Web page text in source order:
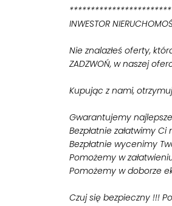
INWESTOR
Nie znalazłeś oferty,
ZADZWOŃ, w naszej
Kupując z nami,
Gwarantujemy
Bezpłatnie załatwimy
Bezpłatnie wycenimy
Pomożemy w
Pomożemy w doborze
Czuj się bezpieczny !!!